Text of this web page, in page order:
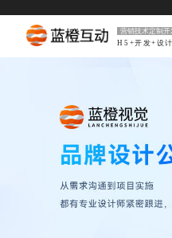
营销技术定制开
H5+开发+设